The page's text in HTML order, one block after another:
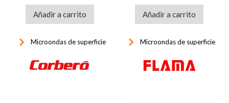
Añadir a carrito
keyboard_arrow_right Microondas de superficie
Añadir a carrito
keyboard_arrow_right Microondas de superficie